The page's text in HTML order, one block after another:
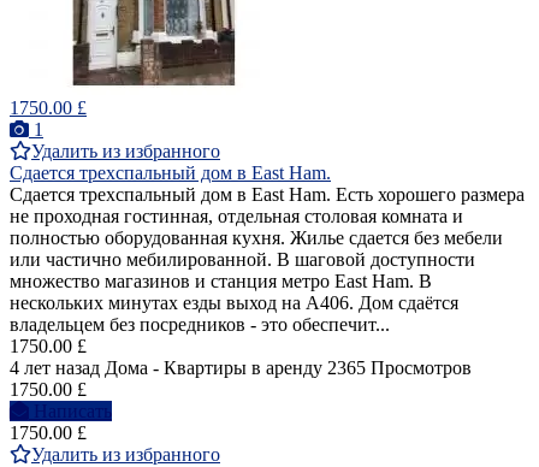
1750.00 £
1
Удалить из избранного
Сдается трехспальный дом в East Ham.
Сдается трехспальный дом в East Ham. Есть хорошего размера
не проходная гостинная, отдельная столовая комната и
полностью оборудованная кухня. Жилье сдается без мебели
или частично мебилированной. В шаговой доступности
множество магазинов и станция метро East Ham. В
нескольких минутах езды выход на A406. Дом сдаётся
владельцем без посредников - это обеспечит...
1750.00 £
4 лет назад Дома - Квартиры в аренду 2365 Просмотров
1750.00 £
Написать
1750.00 £
Удалить из избранного